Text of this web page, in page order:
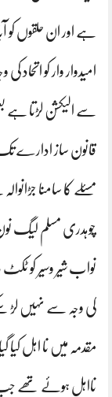
ہے اور ان حلقوں کو
امیدوار وار کو
سے الیکشن لڑتا
قانون ساز ادارے
مسئلے کا سامنا
چوہدری مسلم لیگ
نواب شیر وسیر کو ٹکٹ
کی وجہ سے نہیں لڑ
مقدمہ میں نا اہل